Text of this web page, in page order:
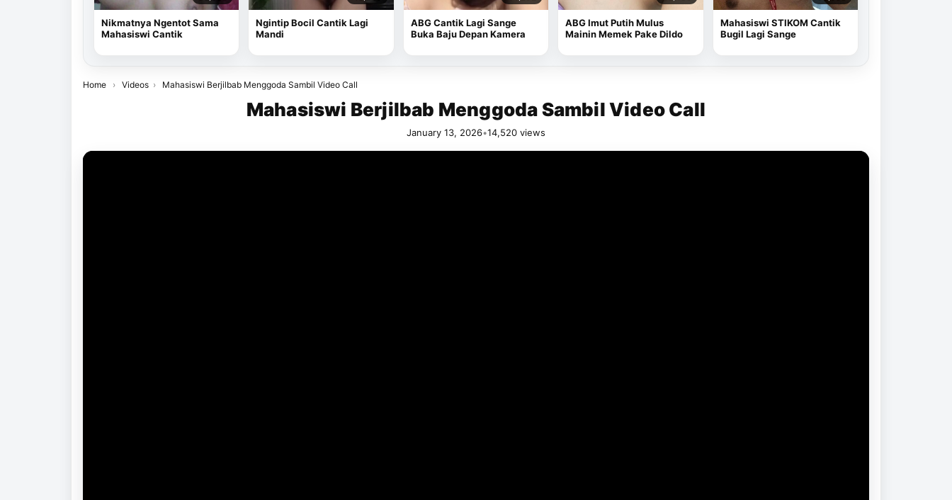
Nikmatnya Ngentot Sama
Mahasiswi Cantik
Ngintip Bocil Cantik Lagi
Mandi
ABG Cantik Lagi Sange
Buka Baju Depan Kamera
ABG Imut Putih Mulus
Mainin Memek Pake Dildo
Mahasiswi STIKOM Cantik
Bugil Lagi Sange
Home › Videos › Mahasiswi Berjilbab Menggoda Sambil Video Call
Mahasiswi Berjilbab Menggoda Sambil Video Call
January 13, 2026•14,520 views